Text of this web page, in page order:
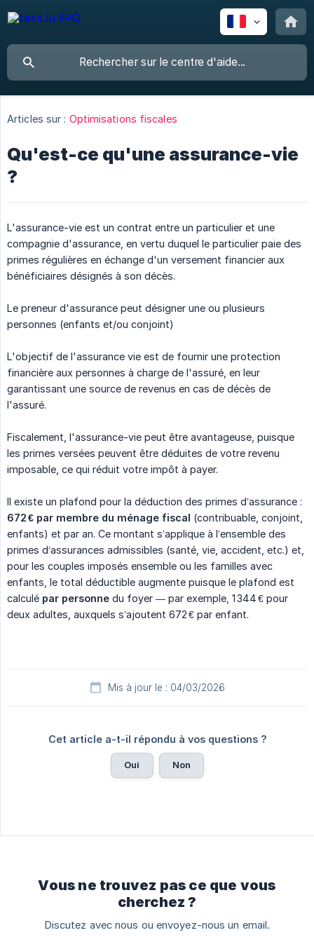
Articles sur : Optimisations fiscales
Qu'est-ce qu'une assurance-vie
?
L'assurance-vie est un contrat entre un particulier et une
compagnie d'assurance, en vertu duquel le particulier paie des
primes régulières en échange d'un versement financier aux
bénéficiaires désignés à son décès.
Le preneur d'assurance peut désigner une ou plusieurs
personnes (enfants et/ou conjoint)
L'objectif de l'assurance vie est de fournir une protection
financière aux personnes à charge de l'assuré, en leur
garantissant une source de revenus en cas de décès de
l'assuré.
Fiscalement, l'assurance-vie peut être avantageuse, puisque
les primes versées peuvent être déduites de votre revenu
imposable, ce qui réduit votre impôt à payer.
Il existe un plafond pour la déduction des primes d’assurance :
672 € par membre du ménage fiscal (contribuable, conjoint,
enfants) et par an. Ce montant s’applique à l’ensemble des
primes d’assurances admissibles (santé, vie, accident, etc.) et,
pour les couples imposés ensemble ou les familles avec
enfants, le total déductible augmente puisque le plafond est
calculé par personne du foyer — par exemple, 1 344 € pour
deux adultes, auxquels s’ajoutent 672 € par enfant.
Mis à jour le : 04/03/2026
Cet article a-t-il répondu à vos questions ?
Oui Non
Vous ne trouvez pas ce que vous
cherchez ?
Discutez avec nous ou envoyez-nous un email.